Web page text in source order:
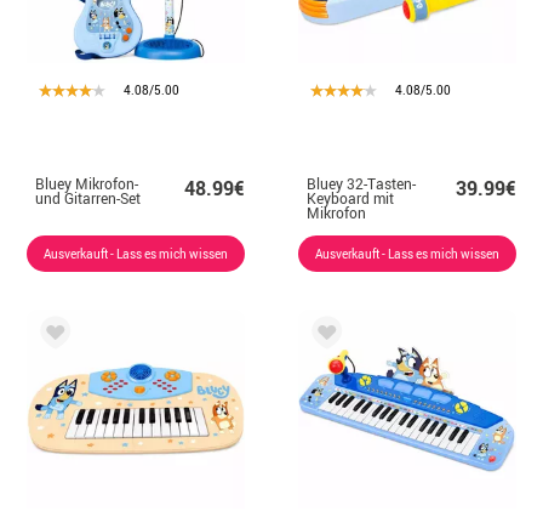
4.08/5.00
Bluey Mikrofon-
und Gitarren-Set 48.99€
Ausverkauft - Lass es mich wissen
4.08/5.00
Bluey 32-Tasten-
Keyboard mit
Mikrofon
39.99€
Ausverkauft - Lass es mich wissen